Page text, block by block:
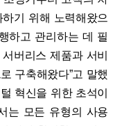
기 위해 노력해왔으
하고 관리하는 데 필
버리스 제품과 서비
구축해왔다”고 말했
혁신을 위한 초석이
는 모든 유형의 사용